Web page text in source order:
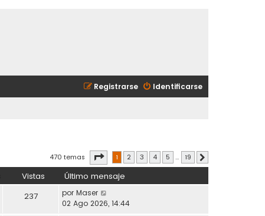
Identificarse
Registrarse
470 temas Página1 de
1 2 3 4 5 … 19
Vistas Último mensaje
237 por Maser
02 Ago 2026, 14:44